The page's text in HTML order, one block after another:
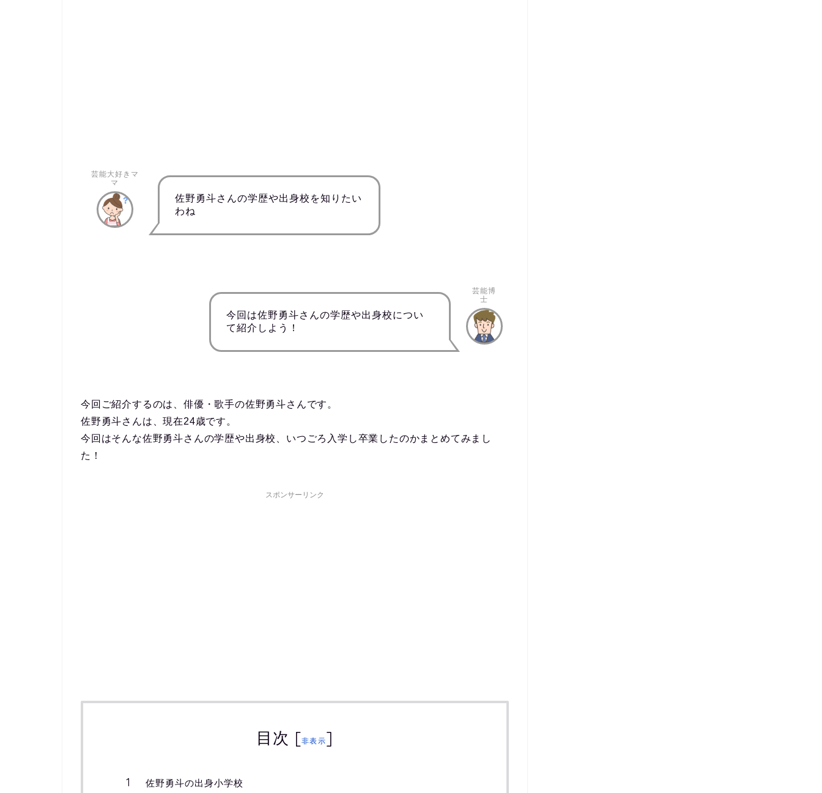
芸能大好きマ
マ
佐野勇斗さんの学歴や出身校を知りたい
わね
今回は佐野勇斗さんの学歴や出身校につい
て紹介しよう！
芸能博
士
今回ご紹介するのは、俳優・歌手の佐野勇斗さんです。
佐野勇斗さんは、現在24歳です。
今回はそんな佐野勇斗さんの学歴や出身校、いつごろ入学し卒業したのかまとめてみまし
た！
スポンサーリンク
目次 [非表示]
佐野勇斗の出身小学校